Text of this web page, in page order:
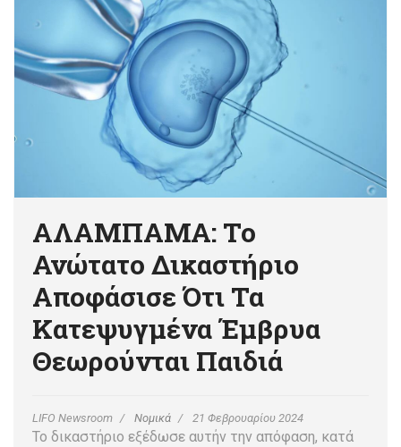
ΑΛΑΜΠΑΜΑ: Το
Ανώτατο Δικαστήριο
Αποφάσισε Ότι Τα
Κατεψυγμένα Έμβρυα
Θεωρούνται Παιδιά
LIFO Newsroom Νομικά 21 Φεβρουαρίου 2024
Το δικαστήριο εξέδωσε αυτήν την απόφαση, κατά